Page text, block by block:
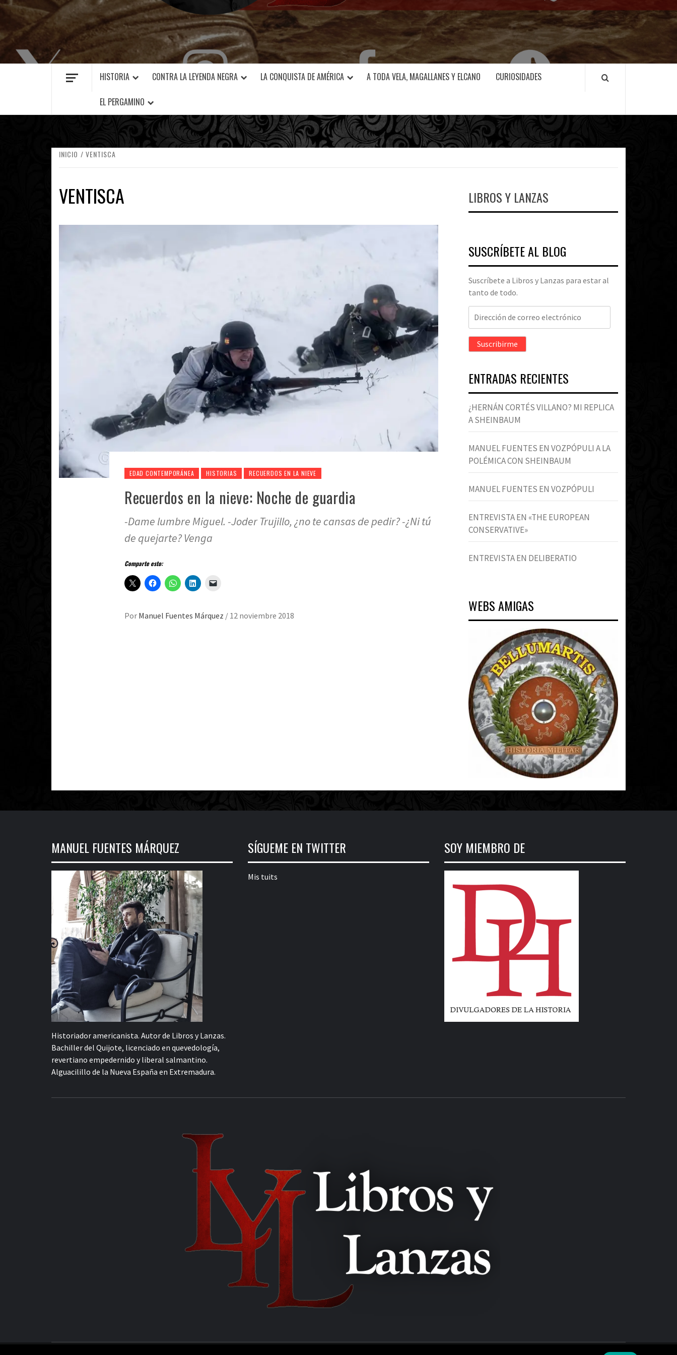
MANUEL FUENTES
HISTORIA CONTRA LA LEYENDA NEGRA LA CONQUISTA DE AMÉRICA A TODA VELA, MAGALLANES Y ELCANO CURIOSIDADES
EL PERGAMINO
INICIO VENTISCA
VENTISCA
EDAD CONTEMPORÁNEA HISTORIAS RECUERDOS EN LA NIEVE
Recuerdos en la nieve: Noche de guardia
-Dame lumbre Miguel. -Joder Trujillo, ¿no te cansas de pedir? -¿Ni tú
de quejarte? Venga
Comparte esto:
Por Manuel Fuentes Márquez / 12 noviembre 2018
LIBROS Y LANZAS
SUSCRÍBETE AL BLOG
Suscríbete a Libros y Lanzas para estar al
tanto de todo.
Dirección
correo
electrónico
Suscribirme
ENTRADAS RECIENTES
¿HERNÁN CORTÉS VILLANO? MI REPLICA
A SHEINBAUM
MANUEL FUENTES EN VOZPÓPULI A LA
POLÉMICA CON SHEINBAUM
MANUEL FUENTES EN VOZPÓPULI
ENTREVISTA EN «THE EUROPEAN
CONSERVATIVE»
ENTREVISTA EN DELIBERATIO
WEBS AMIGAS
MANUEL FUENTES MÁRQUEZ
Historiador americanista. Autor de Libros y Lanzas.
Bachiller del Quijote, licenciado en quevedología,
revertiano empedernido y liberal salmantino.
Alguacilillo de la Nueva España en Extremadura.
SÍGUEME EN TWITTER
Mis tuits
SOY MIEMBRO DE